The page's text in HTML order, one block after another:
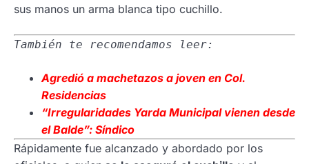
sus manos un arma blanca tipo cuchillo.
También te recomendamos leer:
Agredió a machetazos a joven en Col.
Residencias
“Irregularidades Yarda Municipal vienen desde
el Balde”: Síndico
Rápidamente fue alcanzado y abordado por los